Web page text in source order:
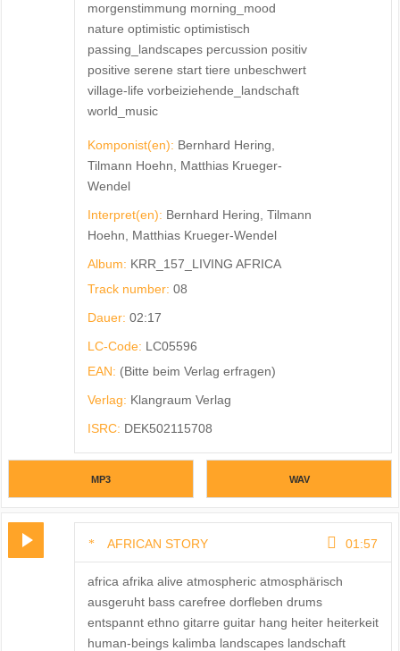
morgenstimmung morning_mood
nature optimistic optimistisch
passing_landscapes percussion positiv
positive serene start tiere unbeschwert
village-life vorbeiziehende_landschaft
world_music
Komponist(en): Bernhard Hering,
Tilmann Hoehn, Matthias Krueger-
Wendel
Interpret(en): Bernhard Hering, Tilmann
Hoehn, Matthias Krueger-Wendel
Album: KRR_157_LIVING AFRICA
Track number: 08
Dauer: 02:17
LC-Code: LC05596
EAN: (Bitte beim Verlag erfragen)
Verlag: Klangraum Verlag
ISRC: DEK502115708
MP3 WAV
AFRICAN STORY 01:57
africa afrika alive atmospheric atmosphärisch
ausgeruht bass carefree dorfleben drums
entspannt ethno gitarre guitar hang heiter heiterkeit
human-beings kalimba landscapes landschaft